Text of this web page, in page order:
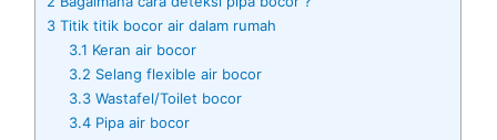
3 Titik titik bocor air dalam rumah
3.1 Keran air bocor
3.2 Selang flexible air bocor
3.3Wastafel/Toilet bocor
3.4Pipa air bocor